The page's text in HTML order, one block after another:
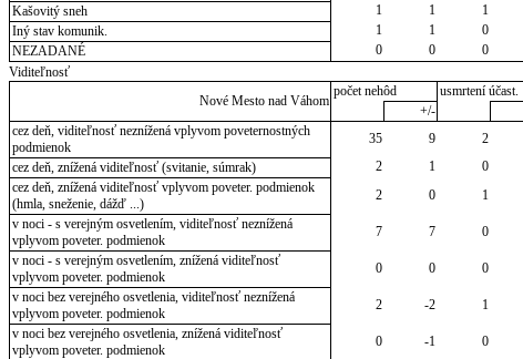
Kašovitý sneh
1 1 1
Iný stav komunik.
1 1 0
NEZADANÉ
0 0 0
Viditeľnosť
Nové Mesto nad Váhom
počet nehôd usmrtení účast.
+/-
cez deň, viditeľnosť neznížená vplyvom poveternostných
podmienok
35 9 2
cez deň, znížená viditeľnosť (svitanie, súmrak)
2 1 0
cez deň, znížená viditeľnosť vplyvom poveter. podmienok
(hmla, sneženie, dážď ...)
2 0 1
v noci - s verejným osvetlením, viditeľnosť neznížená
vplyvom poveter. podmienok
7 7 0
v noci - s verejným osvetlením, znížená viditeľnosť
vplyvom poveter. podmienok
0 0 0
v noci bez verejného osvetlenia, viditeľnosť neznížená
vplyvom poveter. podmienok
2 -2 1
v noci bez verejného osvetlenia, znížená viditeľnosť
vplyvom poveter. podmienok
0 -1 0